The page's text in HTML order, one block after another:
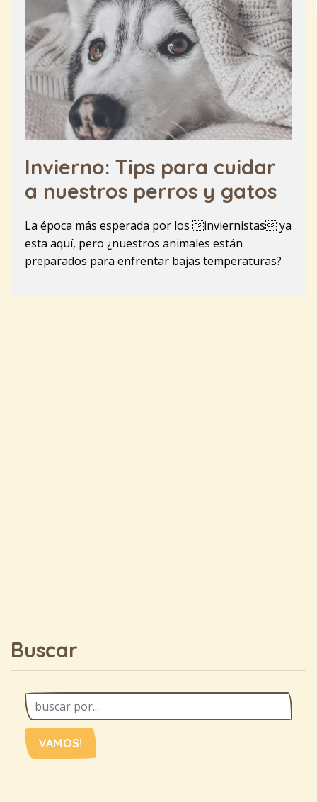
Invierno: Tips para cuidar
a nuestros perros y gatos
La época más esperada por los inviernistas ya
esta aquí, pero ¿nuestros animales están
preparados para enfrentar bajas temperaturas?
Buscar
VAMOS!